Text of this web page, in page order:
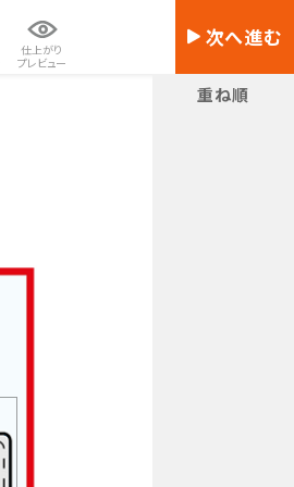
仕上がり
プレビュー
次へ進む
重ね順